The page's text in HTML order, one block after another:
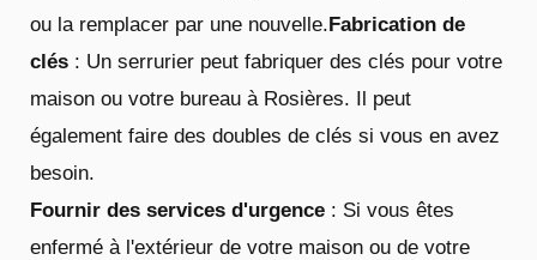
ou la remplacer par une nouvelle.Fabrication de
clés : Un serrurier peut fabriquer des clés pour votre
maison ou votre bureau à Rosières. Il peut
également faire des doubles de clés si vous en avez
besoin.
Fournir des services d'urgence : Si vous êtes
enfermé à l'extérieur de votre maison ou de votre